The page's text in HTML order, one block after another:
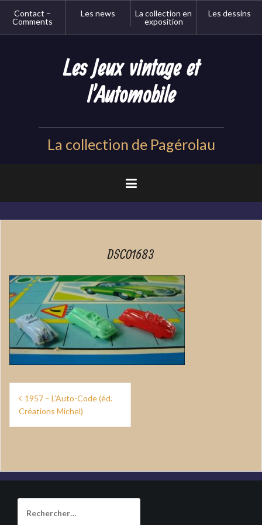
Contact –
Comments
Les news
La collection en
exposition
Les dessins
Les Jeux vintage et
l'Automobile
La collection de Pagérolau
DSC01683
Navigation
de
l’article
1957 – L’Auto-Code (éd.
Créations Michel)